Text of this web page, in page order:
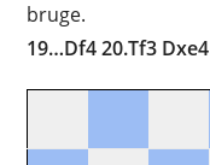
bruge.
19…Df4 20.Tf3 Dxe4